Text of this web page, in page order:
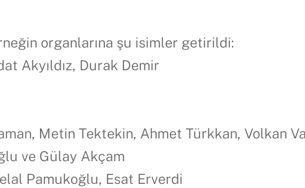
organlarına şu isimler getirildi:
Akyıldız, Durak Demir
Metin Tektekin, Ahmet Türkkan, Volkan
ve Gülay Akçam
Pamukoğlu, Esat Erverdi